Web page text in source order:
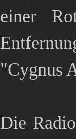
einer
"Cygnus
Die